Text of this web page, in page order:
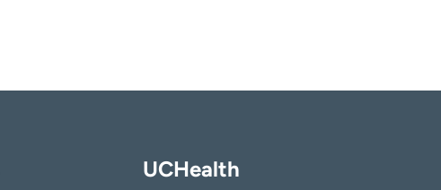
UCHealth